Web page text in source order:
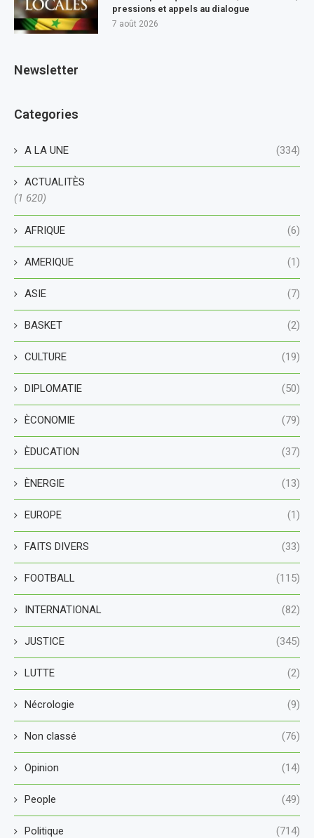
pressions et appels au dialogue
7 août 2026
Newsletter
Categories
A LA UNE (334)
ACTUALITÈS
(1 620)
AFRIQUE (6)
AMERIQUE (1)
ASIE (7)
BASKET (2)
CULTURE (19)
DIPLOMATIE (50)
ÈCONOMIE (79)
ÈDUCATION (37)
ÈNERGIE (13)
EUROPE (1)
FAITS DIVERS (33)
FOOTBALL (115)
INTERNATIONAL (82)
JUSTICE (345)
LUTTE (2)
Nécrologie (9)
Non classé (76)
Opinion (14)
People (49)
Politique (714)